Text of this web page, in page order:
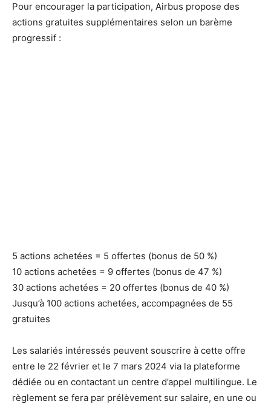
Pour encourager la participation, Airbus propose des
actions gratuites supplémentaires selon un barème
progressif :
5 actions achetées = 5 offertes (bonus de 50 %)
10 actions achetées = 9 offertes (bonus de 47 %)
30 actions achetées = 20 offertes (bonus de 40 %)
Jusqu’à 100 actions achetées, accompagnées de 55
gratuites
Les salariés intéressés peuvent souscrire à cette offre
entre le 22 février et le 7 mars 2024 via la plateforme
dédiée ou en contactant un centre d’appel multilingue. Le
règlement se fera par prélèvement sur salaire, en une ou